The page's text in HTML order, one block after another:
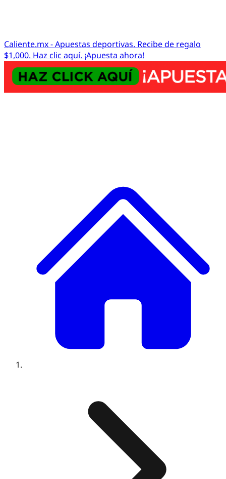
Caliente.mx - Apuestas deportivas. Recibe de regalo
$1,000. Haz clic aquí. ¡Apuesta ahora!